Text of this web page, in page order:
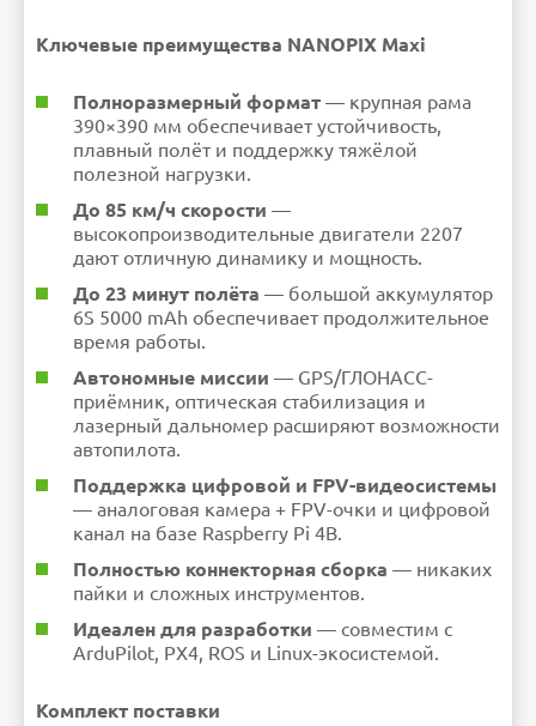
Ключевые преимущества NANOPIX Maxi
Полноразмерный формат — крупная рама
390×390 мм обеспечивает устойчивость,
плавный полёт и поддержку тяжёлой
полезной нагрузки.
До 85 км/ч скорости —
высокопроизводительные двигатели 2207
дают отличную динамику и мощность.
До 23 минут полёта — большой аккумулятор
6S 5000 mAh обеспечивает продолжительное
время работы.
Автономные миссии — GPS/ГЛОНАСС-
приёмник, оптическая стабилизация и
лазерный дальномер расширяют возможности
автопилота.
Поддержка цифровой и FPV-видеосистемы
— аналоговая камера + FPV-очки и цифровой
канал на базе Raspberry Pi 4B.
Полностью коннекторная сборка — никаких
пайки и сложных инструментов.
Идеален для разработки — совместим с
ArduPilot, PX4, ROS и Linux-экосистемой.
Комплект поставки